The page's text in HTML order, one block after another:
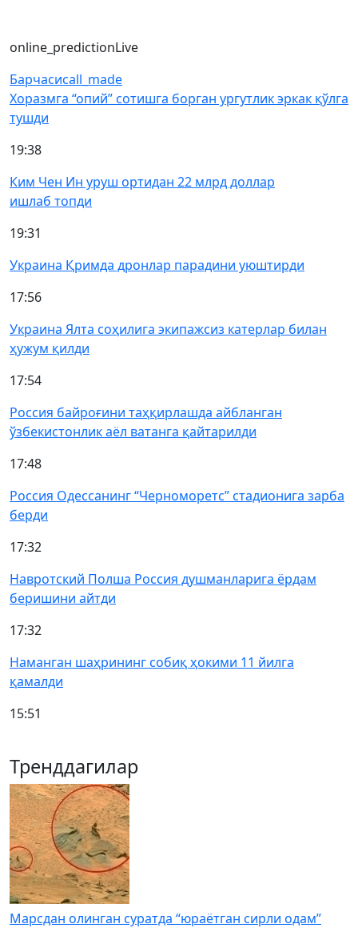
online_predictionLive
Барчасиcall_made
Хоразмга “опий” сотишга борган ургутлик эркак қўлга
тушди
19:38
Ким Чен Ин уруш ортидан 22 млрд доллар
ишлаб топди
19:31
Украина Қримда дронлар парадини уюштирди
17:56
Украина Ялта соҳилига экипажсиз катерлар билан
ҳужум қилди
17:54
Россия байроғини таҳқирлашда айбланган
ўзбекистонлик аёл ватанга қайтарилди
17:48
Россия Одессанинг “Черноморетс” стадионига зарба
берди
17:32
Навротский Полша Россия душманларига ёрдам
беришини айтди
17:32
Наманган шаҳрининг собиқ ҳокими 11 йилга
қамалди
15:51
Тренддагилар
Марсдан олинган суратда “юраётган сирли одам”